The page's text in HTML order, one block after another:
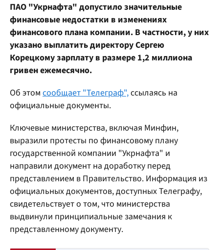
ПАО "Укрнафта" допустило значительные
финансовые недостатки в изменениях
финансового плана компании. В частности, у них
указано выплатить директору Сергею
Корецкому зарплату в размере 1,2 миллиона
гривен ежемесячно.
Об этом сообщает "Телеграф",ссылаясь на
официальные документы.
Ключевые министерства, включая Минфин,
выразили протесты по финансовому плану
государственной компании "Укрнафта" и
направили документ на доработку перед
представлением в Правительство. Информация из
официальных документов, доступных Телеграфу,
свидетельствует о том, что министерства
выдвинули принципиальные замечания к
представленному документу.